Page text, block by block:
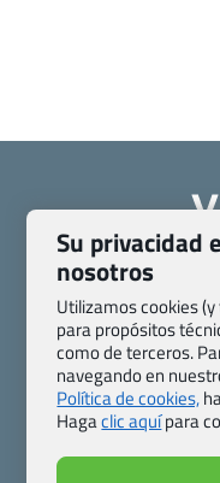
Pasaporte, Visado,
Blog de
Preguntas
Política de
Todas
Su privacidad
nosotros
Utilizamos cookies
para propósitos
como de terceros.
navegando en
Política de cookies,
Hagaclic aquípara